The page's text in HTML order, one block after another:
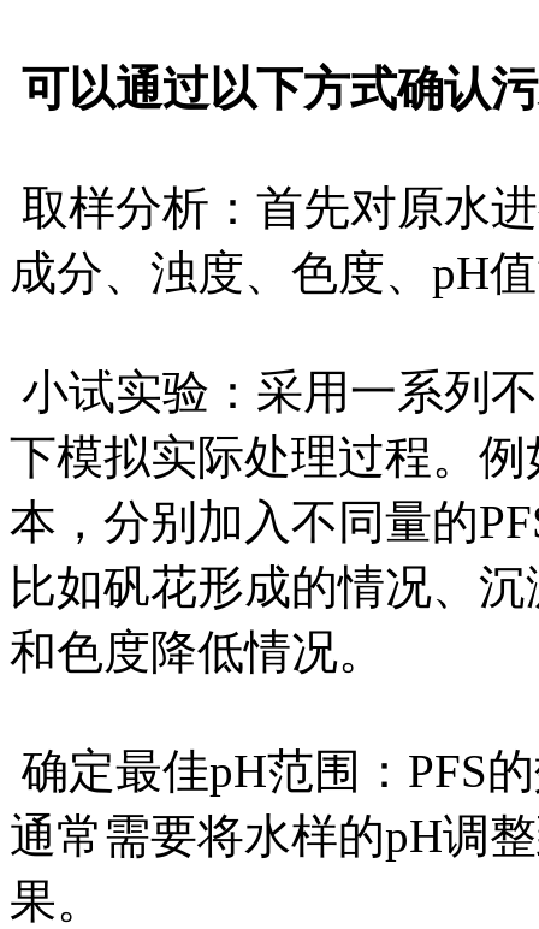
可以通过以下方式确认
取样分析：首先对原水
成分、浊度、色度、pH
小试实验：采用一系列
下模拟实际处理过程。
本，分别加入不同量的
比如矾花形成的情况、
和色度降低情况。
确定最佳pH范围：PFS
通常需要将水样的pH调
果。